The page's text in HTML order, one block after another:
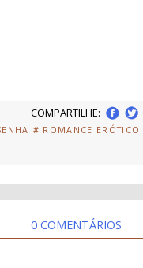
COMPARTILHE:
# ROMANCE ERÓTICO
0 COMENTÁRIOS